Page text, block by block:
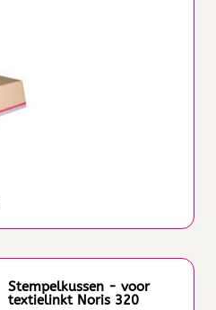
Stempelkussen - voor
textielinkt Noris 320